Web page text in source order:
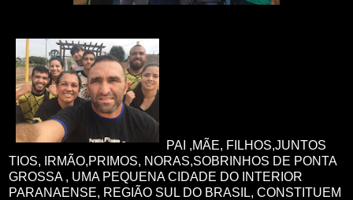
PAI ,MÃE, FILHOS,JUNTOS
TIOS, IRMÃO,PRIMOS, NORAS,SOBRINHOS DE PONTA
GROSSA , UMA PEQUENA CIDADE DO INTERIOR
PARANAENSE, REGIÃO SUL DO BRASIL, CONSTITUEM